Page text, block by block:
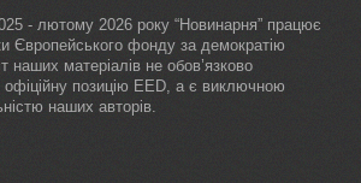
- лютому 2026 року “Новинарня” працює
Європейського фонду за демократію
наших матеріалів не обов’язково
офіційну позицію EED, а є виключною
наших авторів.